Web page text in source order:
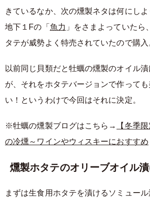
きているなか、次の燻製ネタは何にし
地下１Fの「 魚力 」をさまよっていたら
タテが威勢よく特売されていたので購入
以前同じ貝類だと牡蠣の燻製のオイル
が、それをホタテバージョンで作って
い！というわけで今回はそれに決定。
※牡蠣の燻製ブログはこちら→
【冬季
の冷燻～ワインやウィスキーにおすすめ
燻製ホタテのオリーブオイル
まずは生食用ホタテを漬けるソミュー